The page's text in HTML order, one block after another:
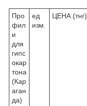
Про
фил
и
для
гипс
окар
тона
(Кар
аган
да)
ед
изм.
ЦЕНА (тнг)